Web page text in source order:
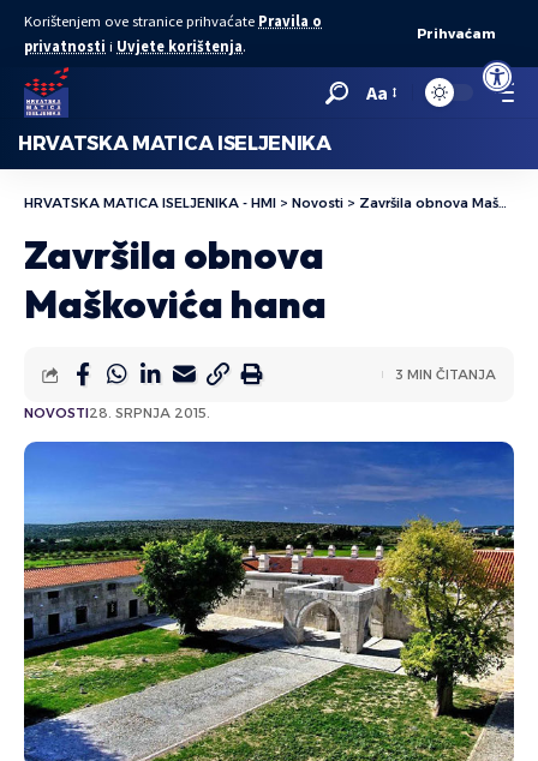
Open
Korištenjem ove stranice prihvaćate Pravila o
privatnosti i Uvjete korištenja.
Prihvaćam
Aa
HRVATSKA MATICA ISELJENIKA
HRVATSKA MATICA ISELJENIKA - HMI > Novosti > Završila obnova Maškovića hana
Završila obnova
Maškovića hana
NOVOSTI28. SRPNJA 2015.
3 MIN ČITANJA